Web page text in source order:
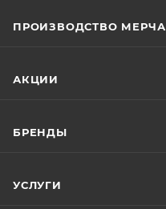
ПРОИЗВОДСТВО МЕРЧА
АКЦИИ
БРЕНДЫ
УСЛУГИ